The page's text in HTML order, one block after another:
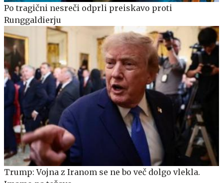
Po tragični nesreči odprli preiskavo proti
Runggaldierju
Trump: Vojna z Iranom se ne bo več dolgo vlekla.